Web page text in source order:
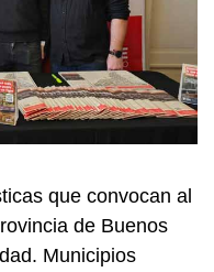
que convocan al
de Buenos
Municipios